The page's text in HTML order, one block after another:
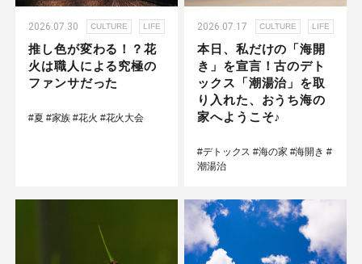
2026.07.30 CULTURE LIFE
推し色が変わる！？花
火は職人による究極の
ファンサだった
#夏 #家族 #花火 #花火大会
2026.07.17 CULTURE LIFE
本日、私だけの「海開
き」を宣言！古のデト
ックス「潮湯治」を取
り入れた、おうち海の
家へようこそ♪
#デトックス #海の家 #海開き #
潮湯治